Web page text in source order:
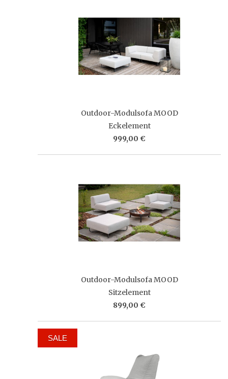
Outdoor-Modulsofa MOOD
Eckelement
999,00 €
Outdoor-Modulsofa MOOD
Sitzelement
899,00 €
SALE